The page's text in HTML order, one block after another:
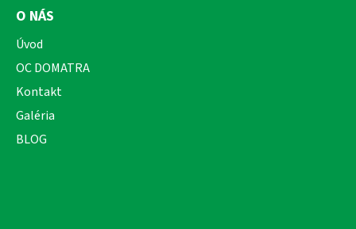
O NÁS
Úvod
OC DOMATRA
Kontakt
Galéria
BLOG